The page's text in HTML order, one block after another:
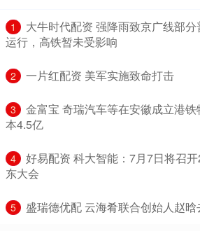
1
大牛时代配资 强降雨致京广线部
运行，高铁暂未受影响
2 ​一片红配资 美军实施致命打击
3
金富宝 奇瑞汽车等在安徽成立港
本4.5亿
4
好易配资 科大智能：7月7日将召
东大会
5 盛瑞德优配 云海肴联合创始人赵